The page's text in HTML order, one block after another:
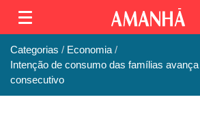
Categorias
Economia
Intenção de consumo das famílias
consecutivo